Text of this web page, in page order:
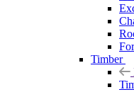
Timber